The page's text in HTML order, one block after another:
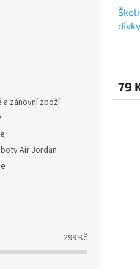
a zánovní zboží
Air Jordan
299Kč
79